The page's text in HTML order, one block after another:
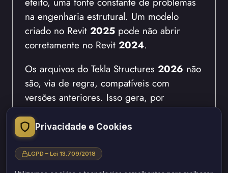
na engenharia estrutural. Um modelo
criado no Revit 2025 pode não abrir
corretamente no Revit 2024.
Os arquivos do Tekla Structures 2026 não
são, via de regra, compatíveis com
versões anteriores. Isso gera, por
conseguinte, dificuldades enormes em
projetos com múltiplos escritórios
envolvidos.
Cada escritório pode estar usando,
Privacidade e Cookies
LGPD – Lei 13.709/2018